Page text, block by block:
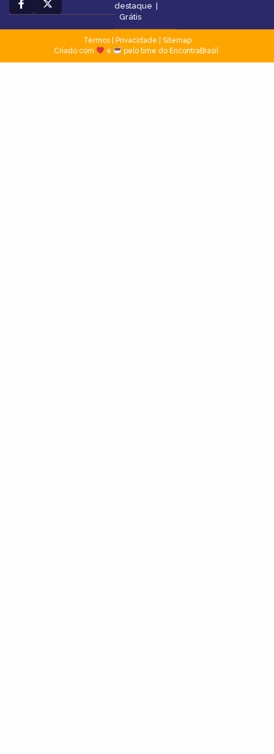
destaque |
Grátis
Termos| Privacidade
Sitemap
Criado com
e pelo time do EncontraBrasil